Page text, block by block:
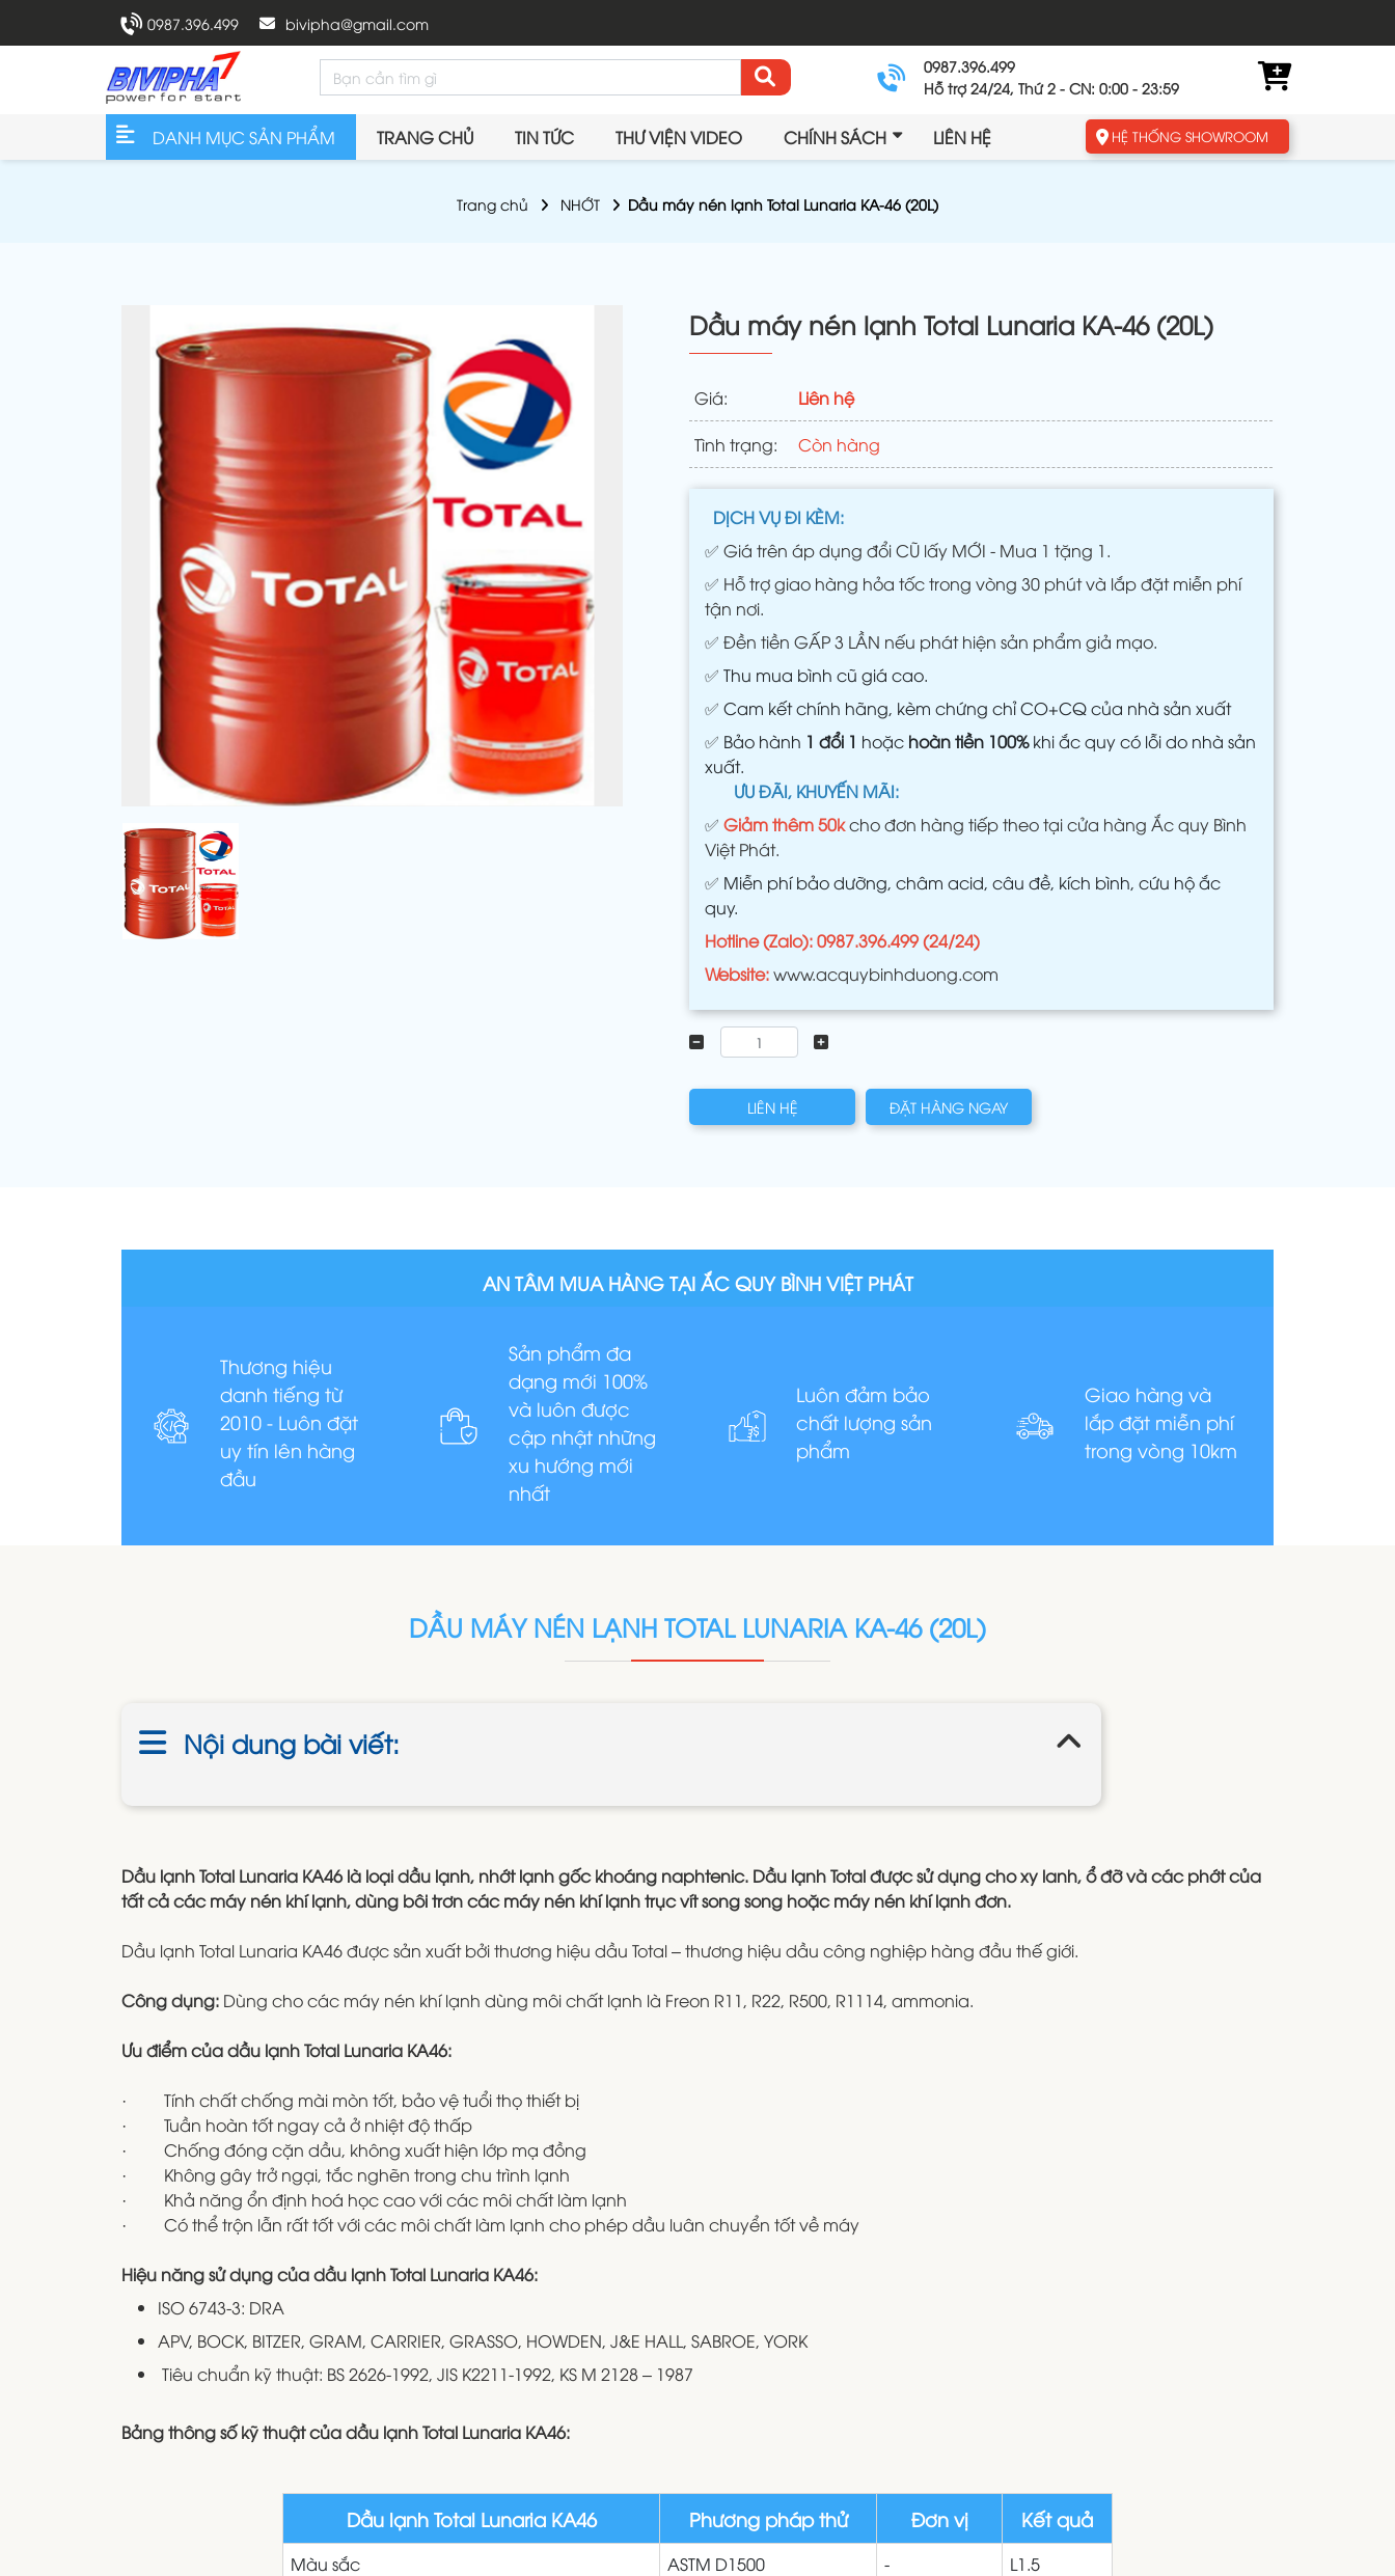
0987.396.499 bivipha@gmail.com
0987.396.499
Hỗ trợ 24/24, Thứ 2 - CN: 0:00 - 23:59
DANH MỤC SẢN PHẨM TRANG CHỦ TIN TỨC THƯ VIỆN VIDEO CHÍNH SÁCH LIÊN HỆ HỆ THỐNG SHOWROOM
Trang chủ NHỚT Dầu máy nén lạnh Total Lunaria KA-46 (20L)
Dầu máy nén lạnh Total Lunaria KA-46 (20L)
Giá: Liên hệ
Tình trạng: Còn hàng
DỊCH VỤ ĐI KÈM:
✅Giá trên áp dụng đổi CŨ lấy MỚI - Mua 1 tặng 1.
✅ Hỗ trợ giao hàng hỏa tốc trong vòng 30 phút và lắp đặt miễn phí
tận nơi.
✅Đền tiền GẤP 3 LẦN nếu phát hiện sản phẩm giả mạo.
✅Thu mua bình cũ giá cao.
✅Cam kết chính hãng, kèm chứng chỉ CO+CQ của nhà sản xuất
✅ Bảo hành 1 đổi 1 hoặc hoàn tiền 100%khi ắc quy có lỗi do nhà sản
xuất.
ƯU ĐÃI, KHUYẾN MÃI:
✅Giảm thêm 50kcho đơn hàng tiếp theo tại cửa hàng Ắc quy Bình
Việt Phát.
✅ Miễn phí bảo dưỡng, châm acid, câu đề, kích bình, cứu hộ ắc
quy.
Hotline (Zalo): 0987.396.499 (24/24)
Website:www.acquybinhduong.com
LIÊN HỆ ĐẶT HÀNG NGAY
AN TÂM MUA HÀNG TẠI ẮC QUY BÌNH VIỆT PHÁT
Thương hiệu
danh tiếng từ
2010 - Luôn đặt
uy tín lên hàng
đầu
Sản phẩm đa
dạng mới 100%
và luôn được
cập nhật những
xu hướng mới
nhất
Luôn đảm bảo
chất lượng sản
phẩm
Giao hàng và
lắp đặt miễn phí
trong vòng 10km
DẦU MÁY NÉN LẠNH TOTAL LUNARIA KA-46 (20L)
Nội dung bài viết:
Dầu lạnh Total Lunaria KA46 là loại dầu lạnh, nhớt lạnh gốc khoáng naphtenic. Dầu lạnh Total được sử dụng cho xy lanh, ổ đỡ và các phớt của
tất cả các máy nén khí lạnh, dùng bôi trơn các máy nén khí lạnh trục vít song song hoặc máy nén khí lạnh đơn.
Dầu lạnh Total Lunaria KA46 được sản xuất bởi thương hiệu dầu Total – thương hiệu dầu công nghiệp hàng đầu thế giới.
Công dụng: Dùng cho các máy nén khí lạnh dùng môi chất lạnh là Freon R11, R22, R500, R1114, ammonia.
Ưu điểm của dầu lạnh Total Lunaria KA46:
· Tính chất chống mài mòn tốt, bảo vệ tuổi thọ thiết bị
· Tuần hoàn tốt ngay cả ở nhiệt độ thấp
· Chống đóng cặn dầu, không xuất hiện lớp mạ đồng
· Không gây trở ngại, tắc nghẽn trong chu trình lạnh
· Khả năng ổn định hoá học cao với các môi chất làm lạnh
· Có thể trộn lẫn rất tốt với các môi chất làm lạnh cho phép dầu luân chuyển tốt về máy
Hiệu năng sử dụng của dầu lạnh Total Lunaria KA46:
ISO 6743-3: DRA
APV, BOCK, BITZER, GRAM, CARRIER, GRASSO, HOWDEN, J&E HALL, SABROE, YORK
Tiêu chuẩn kỹ thuật: BS 2626-1992, JIS K2211-1992, KS M 2128 – 1987
Bảng thông số kỹ thuật của dầu lạnh Total Lunaria KA46:
Dầu lạnh Total Lunaria KA46 Phương pháp thử Đơn vị Kết quả
Màu sắc ASTM D1500 -
L1.5